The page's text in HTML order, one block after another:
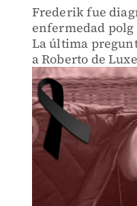
Frederik fue
enfermedad polg
La última
a Roberto de
morir, fue: "Papá,
mí?".